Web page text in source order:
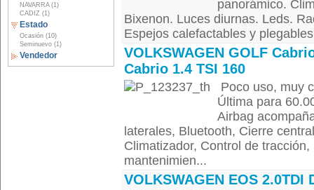
NAVARRA (1)
CADIZ (1)
Estado
Ocasión (10)
Seminuevo (1)
Vendedor
panorámico.
Bixenon. Luces diurnas. Leds.
Espejos calefactables y
VOLKSWAGEN GOLF
Cabrio 1.4 TSI 160
Poco uso, muy
Última para
Airbag
laterales, Bluetooth, Cierre
Climatizador, Control de
mantenimien...
VOLKSWAGEN EOS 2.0TDI